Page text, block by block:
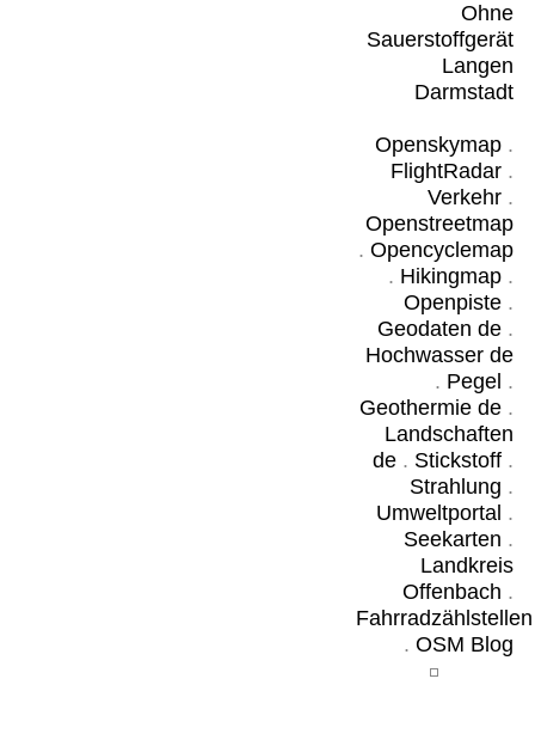
Ohne
Sauerstoffgerät
Langen
Darmstadt
Openskymap.
FlightRadar.
Verkehr.
Openstreetmap
. Opencyclemap
. Hikingmap.
Openpiste.
Geodaten de.
Hochwasser de
. Pegel .
Geothermie de.
Landschaften
de. Stickstoff.
Strahlung .
Umweltportal .
Seekarten .
Landkreis
Offenbach .
Fahrradzählstellen
. OSM Blog